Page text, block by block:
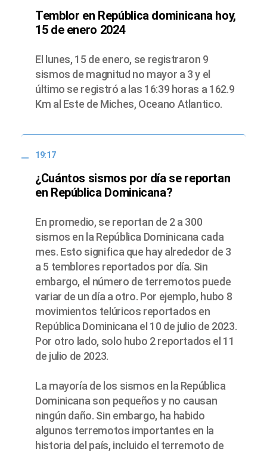
Temblor en República dominicana hoy,
15 de enero 2024
El lunes, 15 de enero, se registraron 9
sismos de magnitud no mayor a 3 y el
último se registró a las 16:39 horas a 162.9
Km al Este de Miches, Oceano Atlantico.
19:17
¿Cuántos sismos por día se reportan
en República Dominicana?
En promedio, se reportan de 2 a 300
sismos en la República Dominicana cada
mes. Esto significa que hay alrededor de 3
a 5 temblores reportados por día. Sin
embargo, el número de terremotos puede
variar de un día a otro. Por ejemplo, hubo 8
movimientos telúricos reportados en
República Dominicana el 10 de julio de 2023.
Por otro lado, solo hubo 2 reportados el 11
de julio de 2023.
La mayoría de los sismos en la República
Dominicana son pequeños y no causan
ningún daño. Sin embargo, ha habido
algunos terremotos importantes en la
historia del país, incluido el terremoto de